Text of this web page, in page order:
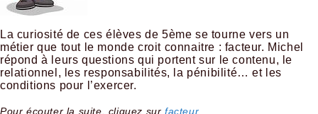
La curiosité de ces élèves de 5ème se tourne vers un
métier que tout le monde croit connaitre : facteur. Michel
répond à leurs questions qui portent sur le contenu, le
relationnel, les responsabilités, la pénibilité… et les
conditions pour l’exercer.
Pour écouter la suite, cliquez sur facteur